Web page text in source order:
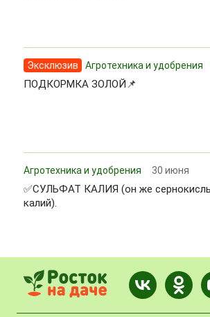
Эксклюзив Агротехника и удобрения
ПОДКОРМКА ЗОЛОЙ📌
Агротехника и удобрения 30 июня
✅СУЛЬФАТ КАЛИЯ (он же
калий).